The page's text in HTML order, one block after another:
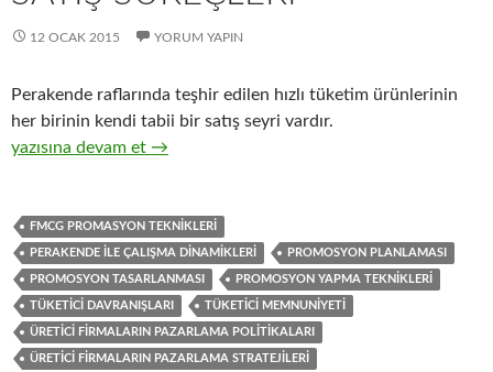
12 OCAK 2015 YORUM YAPIN
Perakende raflarında teşhir edilen hızlı tüketim ürünlerinin
her birinin kendi tabii bir satış seyri vardır.
22-Üretici firmaların perakendecilere ve tüketicilere yönelik
yazısına devam et →
FMCG PROMASYON TEKNIKLERI
PERAKENDE ILE ÇALIŞMA DINAMIKLERI PROMOSYON PLANLAMASI
PROMOSYON TASARLANMASI PROMOSYON YAPMA TEKNIKLERI
TÜKETICI DAVRANIŞLARI TÜKETICI MEMNUNIYETI
ÜRETICI FIRMALARIN PAZARLAMA POLITIKALARI
ÜRETICI FIRMALARIN PAZARLAMA STRATEJILERI